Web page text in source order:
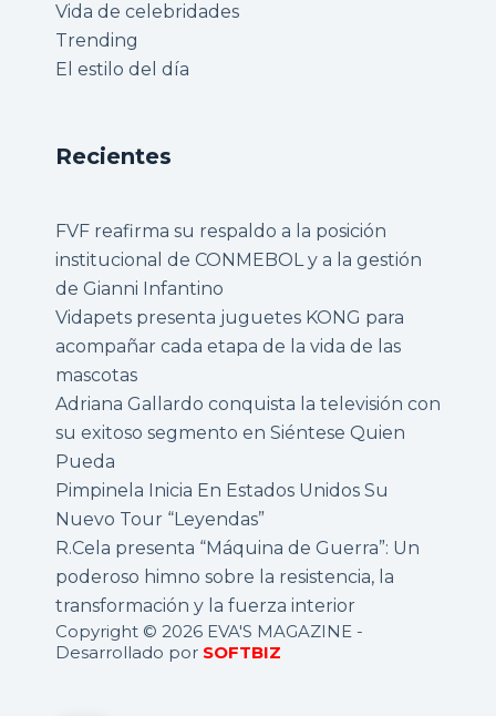
Vida de celebridades
Trending
El estilo del día
Recientes
FVF reafirma su respaldo a la posición
institucional de CONMEBOL y a la gestión
de Gianni Infantino
Vidapets presenta juguetes KONG para
acompañar cada etapa de la vida de las
mascotas
Adriana Gallardo conquista la televisión con
su exitoso segmento en Siéntese Quien
Pueda
Pimpinela Inicia En Estados Unidos Su
Nuevo Tour “Leyendas”
R.Cela presenta “Máquina de Guerra”: Un
poderoso himno sobre la resistencia, la
transformación y la fuerza interior
Copyright © 2026 EVA'S MAGAZINE -
Desarrollado por SOFTBIZ